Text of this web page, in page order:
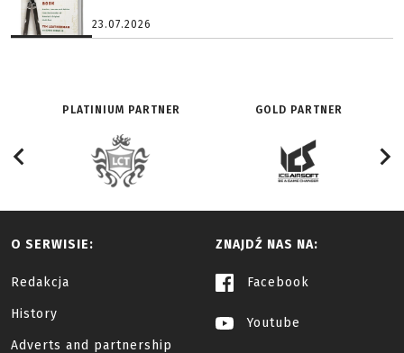
23.07.2026
PLATINIUM PARTNER GOLD PARTNER
O SERWISIE:
Redakcja
History
Adverts and partnership
ZNAJDŹ NAS NA:
Facebook
Youtube